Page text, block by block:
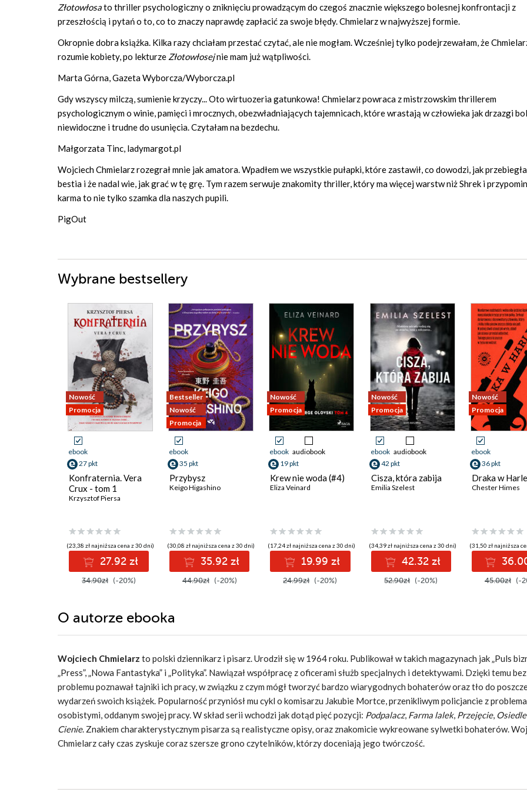
Złotowłosato thriller psychologiczny o zniknięciu prowadzącym do czegoś znacznie większego bolesnej konfrontacji z
przeszłością i pytań o to, co to znaczy naprawdę zapłacić za swoje błędy. Chmielarz w najwyższej formie.
Okropnie dobra książka. Kilka razy chciałam przestać czytać, ale nie mogłam. Wcześniej tylko podejrzewałam, że
rozumie kobiety, po lekturze Złotowłosejnie mam już wątpliwości.
Marta Górna, Gazeta Wyborcza/Wyborcza.pl
Gdy wszyscy milczą, sumienie krzyczy... Oto wirtuozeria gatunkowa! Chmielarz powraca z mistrzowskim thrillerem
psychologicznym o winie, pamięci i mrocznych, obezwładniających tajemnicach, które wrastają w człowieka jak drzazgi
niewidoczne i trudne do usunięcia. Czytałam na bezdechu.
Małgorzata Tinc, ladymargot.pl
Wojciech Chmielarz rozegrał mnie jak amatora. Wpadłem we wszystkie pułapki, które zastawił, co dowodzi, jak
bestia i że nadal wie, jak grać w tę grę. Tym razem serwuje znakomity thriller, który ma więcej warstw niż Shrek i
karma to nie tylko szamka dla naszych pupili.
PigOut
Wybrane bestsellery
Nowość
Promocja
ebook
27 pkt
Konfraternia. Vera
Crux - tom 1
Krzysztof Piersa
(23,38 zł najniższa cena z 30 dni)
27.92 zł
34.90zł (-20%)
Bestseller
Nowość
Promocja
ebook
35 pkt
Przybysz
Keigo Higashino
(30,08 zł najniższa cena z 30 dni)
35.92 zł
44.90zł (-20%)
Nowość
Promocja
ebook audiobook
19 pkt
Krew nie woda (#4)
Eliza Veinard
(17,24 zł najniższa cena z 30 dni)
19.99 zł
24.99zł (-20%)
Nowość
Promocja
ebook audiobook
42 pkt
Cisza, która zabija
Emilia Szelest
(34,39 zł najniższa cena z 30 dni)
42.32 zł
52.90zł (-20%)
Nowość
Promocja
ebook
36 pkt
Draka w
Chester Himes
(31,50 zł najniższa
45.00zł (-
O autorze ebooka
Wojciech Chmielarz to polski dziennikarz i pisarz. Urodził się w 1964 roku. Publikował w takich magazynach jak „Puls
„Press”, „Nowa Fantastyka” i „Polityka”. Nawiązał współpracę z oficerami służb specjalnych i detektywami. Dzięki temu bez
problemu poznawał tajniki ich pracy, w związku z czym mógł tworzyć bardzo wiarygodnych bohaterów oraz tło do
wydarzeń swoich książek. Popularność przyniósł mu cykl o komisarzu Jakubie Mortce, przenikliwym policjancie z
osobistymi, oddanym swojej pracy. W skład serii wchodzi jak dotąd pięć pozycji: Podpalacz, Farma lalek, Przejęcie,
Cienie. Znakiem charakterystycznym pisarza są realistyczne opisy, oraz znakomicie wykreowane sylwetki bohaterów.
Chmielarz cały czas zyskuje coraz szersze grono czytelników, którzy doceniają jego twórczość.